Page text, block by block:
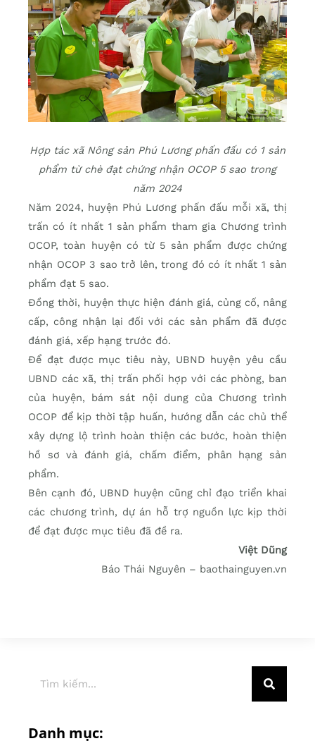
Hợp tác xã Nông sản Phú Lương phấn đấu có 1 sản
phẩm từ chè đạt chứng nhận OCOP 5 sao trong
năm 2024
Năm 2024, huyện Phú Lương phấn đấu mỗi xã, thị
trấn có ít nhất 1 sản phẩm tham gia Chương trình
OCOP, toàn huyện có từ 5 sản phẩm được chứng
nhận OCOP 3 sao trở lên, trong đó có ít nhất 1 sản
phẩm đạt 5 sao.
Đồng thời, huyện thực hiện đánh giá, củng cố, nâng
cấp, công nhận lại đối với các sản phẩm đã được
đánh giá, xếp hạng trước đó.
Để đạt được mục tiêu này, UBND huyện yêu cầu
UBND các xã, thị trấn phối hợp với các phòng, ban
của huyện, bám sát nội dung của Chương trình
OCOP để kịp thời tập huấn, hướng dẫn các chủ thể
xây dựng lộ trình hoàn thiện các bước, hoàn thiện
hồ sơ và đánh giá, chấm điểm, phân hạng sản
phẩm.
Bên cạnh đó, UBND huyện cũng chỉ đạo triển khai
các chương trình, dự án hỗ trợ nguồn lực kịp thời
để đạt được mục tiêu đã đề ra.
Việt Dũng
Báo Thái Nguyên – baothainguyen.vn
Danh mục: